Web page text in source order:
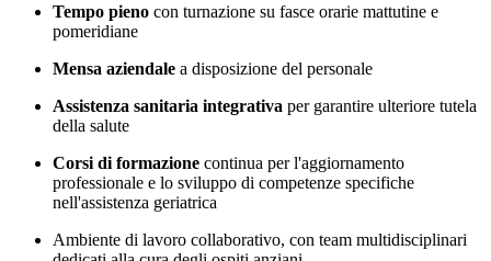
Tempo pieno con turnazione su fasce orarie mattutine e
pomeridiane
Mensa aziendale a disposizione del personale
Assistenza sanitaria integrativa per garantire ulteriore tutela
della salute
Corsi di formazione continua per l'aggiornamento
professionale e lo sviluppo di competenze specifiche
nell'assistenza geriatrica
Ambiente di lavoro collaborativo, con team multidisciplinari